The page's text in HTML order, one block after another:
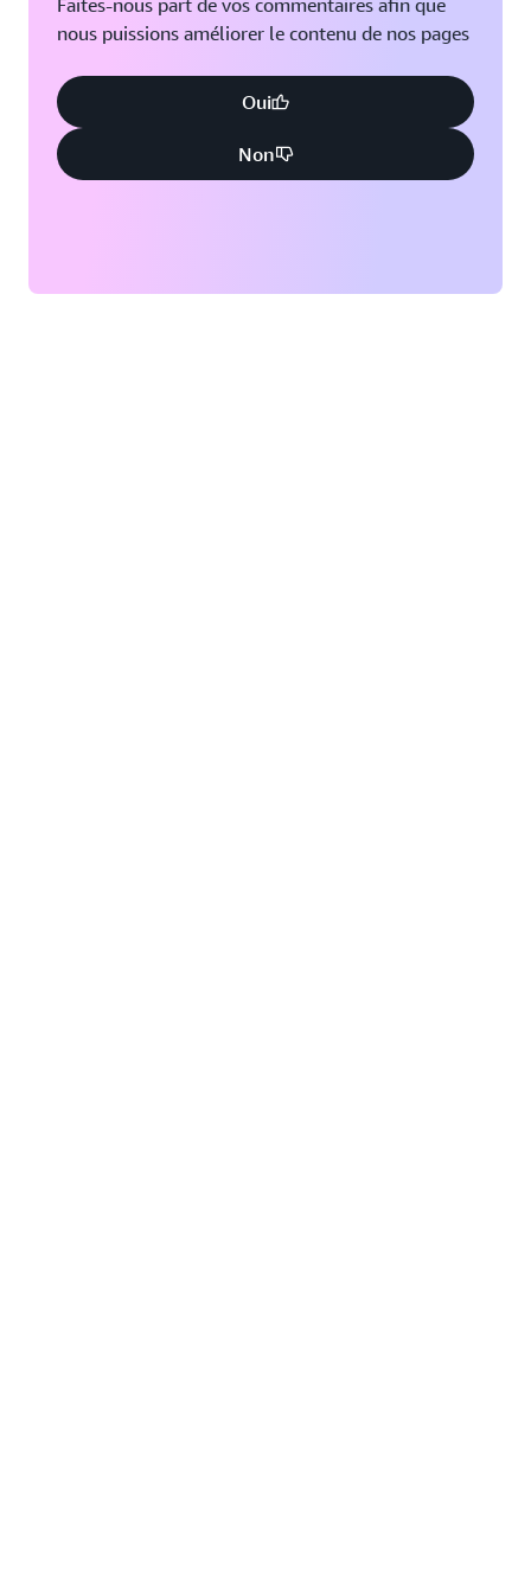
Faites-nous part de vos commentaires afin que
nous puissions améliorer le contenu de nos pages
Oui
Non